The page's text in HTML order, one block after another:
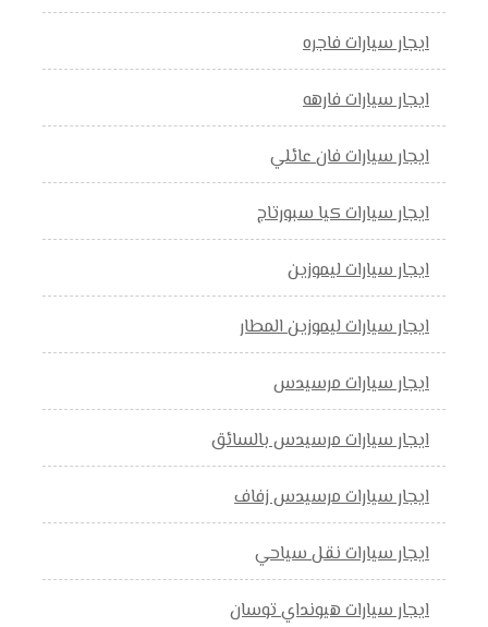
ايجار سيارات فاجره
ايجار سيارات فارهه
ايجار سيارات فان عائلي
ايجار سيارات كيا سبورتاج
ايجار سيارات ليموزين
ايجار سيارات ليموزين المطار
ايجار سيارات مرسيدس
ايجار سيارات مرسيدس بالسائق
ايجار سيارات مرسيدس زفاف
ايجار سيارات نقل سياحي
ايجار سيارات هيونداي توسان